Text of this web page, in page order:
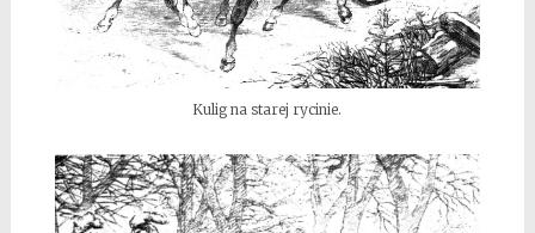
Kulig na starej rycinie.